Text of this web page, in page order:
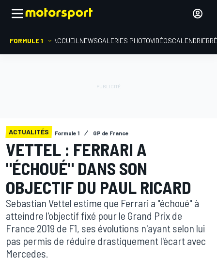
FORMULE 1 ACCUEIL NEWSGALERIES PHOTOVIDÉOSCALENDRIER
ACTUALITÉS Formule 1 GP de France
VETTEL : FERRARI A
"ÉCHOUÉ" DANS SON
OBJECTIF DU PAUL RICARD
Sebastian Vettel estime que Ferrari a "échoué" à
atteindre l'objectif fixé pour le Grand Prix de
France 2019 de F1, ses évolutions n'ayant selon lui
pas permis de réduire drastiquement l'écart avec
Mercedes.